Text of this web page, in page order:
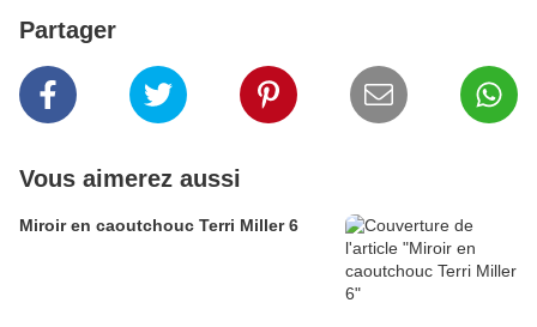
Partager
Vous aimerez aussi
Miroir en caoutchouc Terri Miller 6